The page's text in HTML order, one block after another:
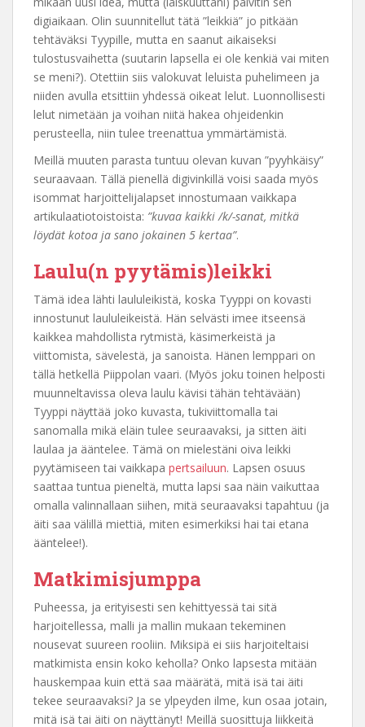
digiaikaan. Olin suunnitellut tätä ”leikkiä” jo pitkään
tehtäväksi Tyypille, mutta en saanut aikaiseksi
tulostusvaihetta (suutarin lapsella ei ole kenkiä vai miten
se meni?). Otettiin siis valokuvat leluista puhelimeen ja
niiden avulla etsittiin yhdessä oikeat lelut. Luonnollisesti
lelut nimetään ja voihan niitä hakea ohjeidenkin
perusteella, niin tulee treenattua ymmärtämistä.
Meillä muuten parasta tuntuu olevan kuvan ”pyyhkäisy”
seuraavaan. Tällä pienellä digivinkillä voisi saada myös
isommat harjoittelijalapset innostumaan vaikkapa
artikulaatiotoistoista: ”kuvaa kaikki /k/-sanat, mitkä
löydät kotoa ja sano jokainen 5 kertaa”.
Laulu(n pyytämis)leikki
Tämä idea lähti laululeikistä, koska Tyyppi on kovasti
innostunut laululeikeistä. Hän selvästi imee itseensä
kaikkea mahdollista rytmistä, käsimerkeistä ja
viittomista, sävelestä, ja sanoista. Hänen lemppari on
tällä hetkellä Piippolan vaari. (Myös joku toinen helposti
muunneltavissa oleva laulu kävisi tähän tehtävään)
Tyyppi näyttää joko kuvasta, tukiviittomalla tai
sanomalla mikä eläin tulee seuraavaksi, ja sitten äiti
laulaa ja ääntelee. Tämä on mielestäni oiva leikki
pyytämiseen tai vaikkapa pertsailuun. Lapsen osuus
saattaa tuntua pieneltä, mutta lapsi saa näin vaikuttaa
omalla valinnallaan siihen, mitä seuraavaksi tapahtuu (ja
äiti saa välillä miettiä, miten esimerkiksi hai tai etana
ääntelee!).
Matkimisjumppa
Puheessa, ja erityisesti sen kehittyessä tai sitä
harjoitellessa, malli ja mallin mukaan tekeminen
nousevat suureen rooliin. Miksipä ei siis harjoiteltaisi
matkimista ensin koko keholla? Onko lapsesta mitään
hauskempaa kuin että saa määrätä, mitä isä tai äiti
tekee seuraavaksi? Ja se ylpeyden ilme, kun osaa jotain,
mitä isä tai äiti on näyttänyt! Meillä suosittuja liikkeitä